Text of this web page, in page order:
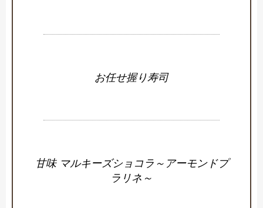
お任せ握り寿司
甘味 マルキーズショコラ～アーモンドプ
ラリネ～